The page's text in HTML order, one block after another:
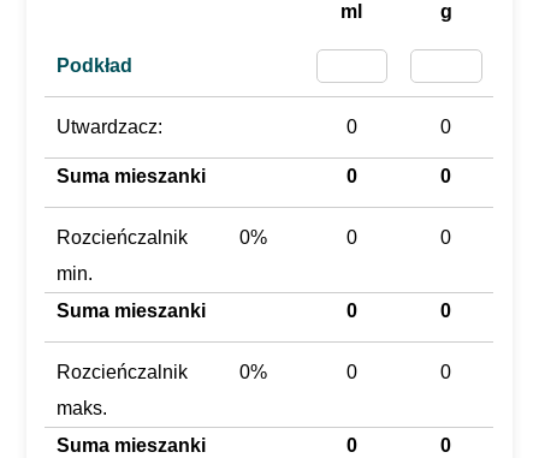
ml g
Podkład
Utwardzacz: 0 0
Suma mieszanki 0 0
Rozcieńczalnik
min.
0% 0 0
Suma mieszanki 0 0
Rozcieńczalnik
maks.
0% 0 0
Suma mieszanki 0 0